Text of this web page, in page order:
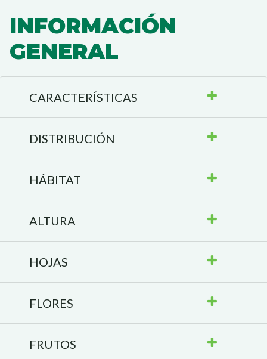
INFORMACIÓN
GENERAL
CARACTERÍSTICAS
DISTRIBUCIÓN
HÁBITAT
ALTURA
HOJAS
FLORES
FRUTOS